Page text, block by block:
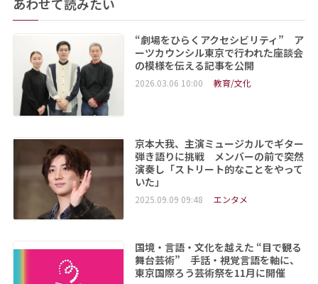
あわせて読みたい
“劇場をひらくアクセシビリティ” ア
ーツカウンシル東京で行われた座談会
の模様を伝える記事を公開
2026.03.06 10:00 教育/文化
京本大我、主演ミュージカルでギター
弾き語りに挑戦 メンバーの前で突然
演奏し「ストリート的なことをやって
いた」
2025.09.09 09:48 エンタメ
国境・言語・文化を越えた “目で観る
舞台芸術” 手話・視覚言語を軸に、
東京国際ろう芸術祭を11月に開催